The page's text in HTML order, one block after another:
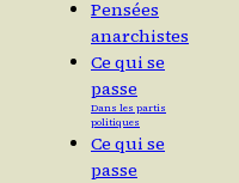
Pensées
anarchistes
Ce qui se
passe
Dans les partis
politiques
Ce qui se
passe